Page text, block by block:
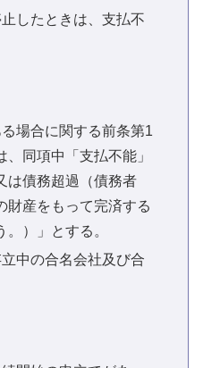
したときは、支払不
場合に関する前条第1
同項中「支払不能」
は債務超過（債務者
財産をもって完済する
）」とする。
中の合名会社及び合